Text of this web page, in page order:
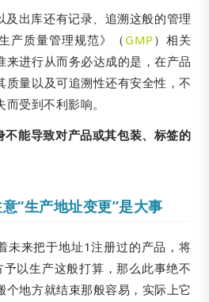
及出库还有记录、追溯这般的管理
产质量管理规范》（ GMP）相关
来进行从而务必达成的是，在产品
质量以及可追溯性还有安全性，不
受到不利影响。
不能导致对产品或其包装、标签的
“生产地址变更”是大事
未来把于地址1注册过的产品，将
以生产这般打算，那么此事绝不
个地方就结束那般容易，实际上它